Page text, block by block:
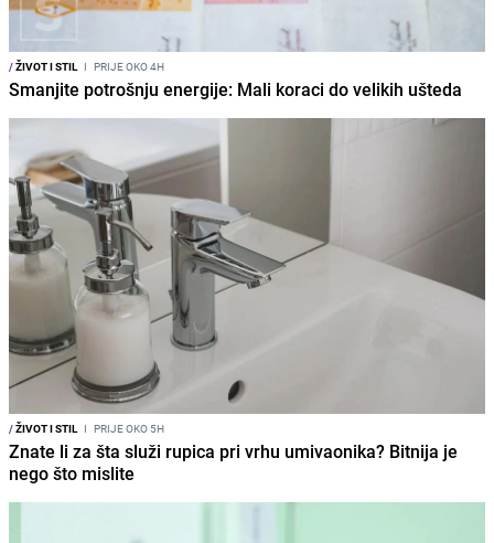
/ŽIVOT I STIL I PRIJE OKO 4H
Smanjite potrošnju energije: Mali koraci do velikih ušteda
/ŽIVOT I STIL I PRIJE OKO 5H
Znate li za šta služi rupica pri vrhu umivaonika? Bitnija je
nego što mislite